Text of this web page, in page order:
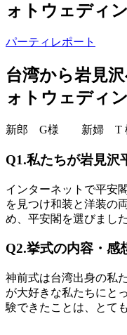
ォトウェディ
パーティレポート
台湾から岩見
ォトウェディ
新郎 G様 新婦 T
Q1.私たちが岩見沢
インターネットで平安
を見つけ和装と洋装の
め、平安閣を選びました
Q2.挙式の内容・感
神前式は台湾出身の私
が大好きな私たちにと
験できたことは、とて